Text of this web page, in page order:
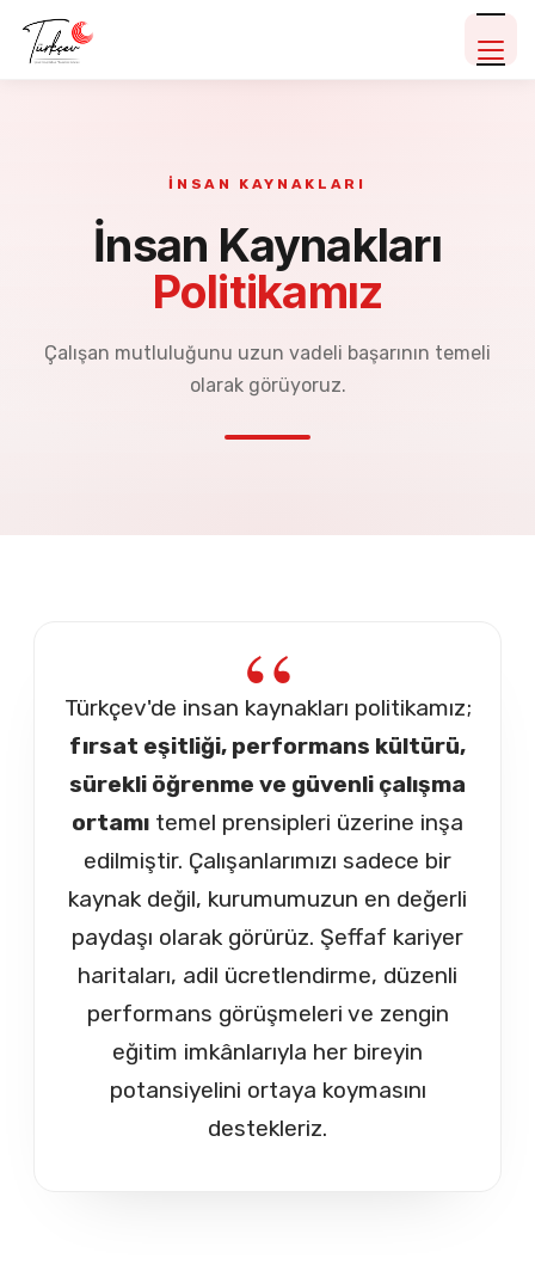
İNSAN KAYNAKLARI
İnsan Kaynakları
Politikamız
Çalışan mutluluğunu uzun vadeli başarının temeli
olarak görüyoruz.
Türkçev'de insan kaynakları politikamız;
fırsat eşitliği, performans kültürü,
sürekli öğrenme ve güvenli çalışma
ortamı temel prensipleri üzerine inşa
edilmiştir. Çalışanlarımızı sadece bir
kaynak değil, kurumumuzun en değerli
paydaşı olarak görürüz. Şeffaf kariyer
haritaları, adil ücretlendirme, düzenli
performans görüşmeleri ve zengin
eğitim imkânlarıyla her bireyin
potansiyelini ortaya koymasını
destekleriz.